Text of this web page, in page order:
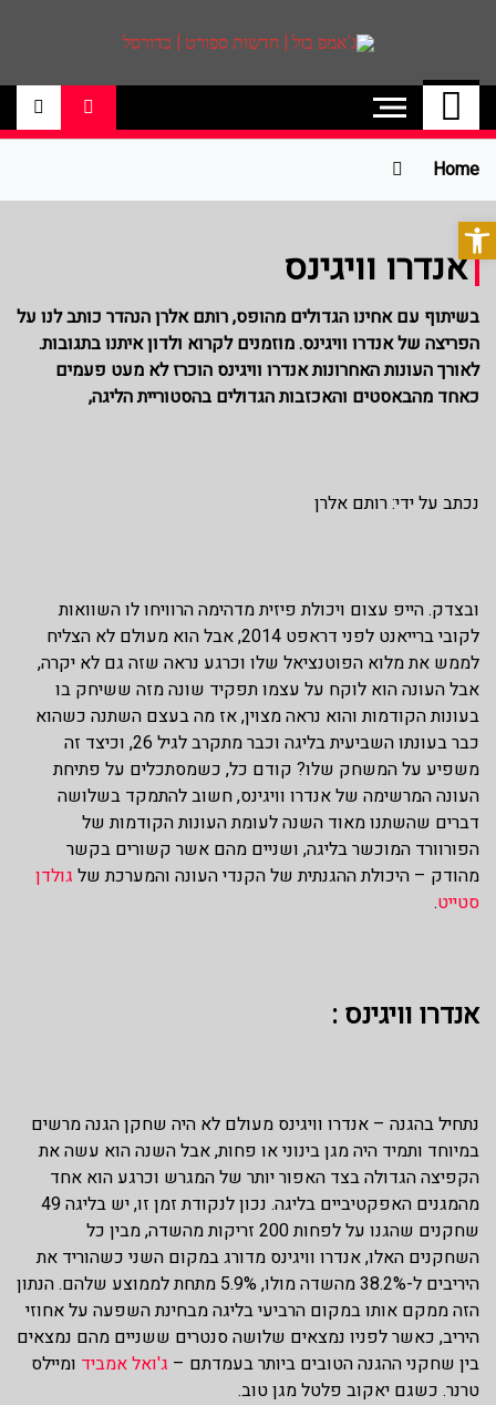
ג'אמפ בול | חדשות
ספורט | כדורסל
אתר גאמפ בול ישראל אתר חדשות ספורט
כדורסל האתר מסקר את ליגות הכדורסל
הטובות בעולם ליגת הנבא, ליגת העל
בכדורסל , יורוליג, ועוד. לפרטים היכנסו לאתר
Home
אנדרו וויגינס
בשיתוף עם אחינו הגדולים מהופס, רותם אלרן הנהדר כותב לנו על
הפריצה של אנדרו וויגינס. מוזמנים לקרוא ולדון איתנו בתגובות.
לאורך העונות האחרונות אנדרו וויגינס הוכרז לא מעט פעמים
כאחד מהבאסטים והאכזבות הגדולים בהסטוריית הליגה,
נכתב על ידי: רותם אלרן
ובצדק. הייפ עצום ויכולת פיזית מדהימה הרוויחו לו השוואות
לקובי ברייאנט לפני דראפט 2014, אבל הוא מעולם לא הצליח
לממש את מלוא הפוטנציאל שלו וכרגע נראה שזה גם לא יקרה,
אבל העונה הוא לוקח על עצמו תפקיד שונה מזה ששיחק בו
בעונות הקודמות והוא נראה מצוין, אז מה בעצם השתנה כשהוא
כבר בעונתו השביעית בליגה וכבר מתקרב לגיל 26, וכיצד זה
משפיע על המשחק שלו? קודם כל, כשמסתכלים על פתיחת
העונה המרשימה של אנדרו וויגינס, חשוב להתמקד בשלושה
דברים שהשתנו מאוד השנה לעומת העונות הקודמות של
הפורוורד המוכשר בליגה, ושניים מהם אשר קשורים בקשר
מהודק – היכולת ההגנתית של הקנדי העונה והמערכת של גולדן
סטייט.
אנדרו וויגינס :
נתחיל בהגנה – אנדרו וויגינס מעולם לא היה שחקן הגנה מרשים
במיוחד ותמיד היה מגן בינוני או פחות, אבל השנה הוא עשה את
הקפיצה הגדולה בצד האפור יותר של המגרש וכרגע הוא אחד
מהמגנים האפקטיביים בליגה. נכון לנקודת זמן זו, יש בליגה 49
שחקנים שהגנו על לפחות 200 זריקות מהשדה, מבין כל
השחקנים האלו, אנדרו וויגינס מדורג במקום השני כשהוריד את
היריבים ל-38.2% מהשדה מולו, 5.9% מתחת לממוצע שלהם. הנתון
הזה ממקם אותו במקום הרביעי בליגה מבחינת השפעה על אחוזי
היריב, כאשר לפניו נמצאים שלושה סנטרים ששניים מהם נמצאים
בין שחקני ההגנה הטובים ביותר בעמדתם – ג'ואל אמביד ומיילס
טרנר. כשגם יאקוב פלטל מגן טוב.
פתח סרגל נגישות